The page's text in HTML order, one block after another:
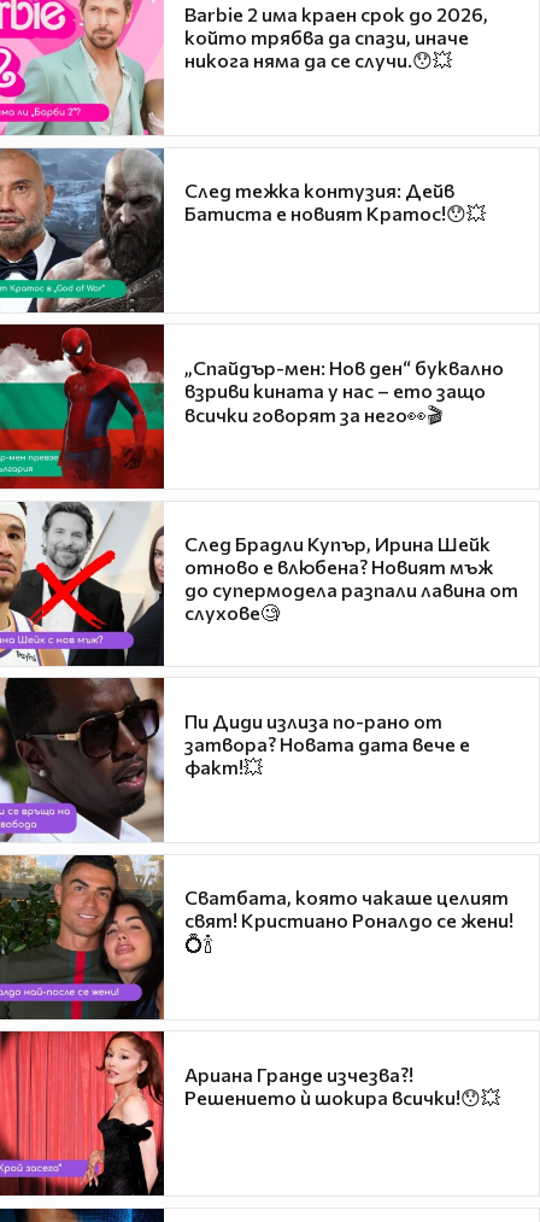
Barbie 2 има краен срок до 2026,
който трябва да спази, иначе
никога няма да се случи.😯💥
След тежка контузия: Дейв
Батиста е новият Кратос!😯💥
„Спайдър-мен: Нов ден“ буквално
взриви кината у нас – ето защо
всички говорят за него👀🎬
След Брадли Купър, Ирина Шейк
отново е влюбена? Новият мъж
до супермодела разпали лавина от
слухове🧐
Пи Диди излиза по-рано от
затвора? Новата дата вече е
факт!💥
Сватбата, която чакаше целият
свят! Кристиано Роналдо се жени!
💍🍾
Ариана Гранде изчезва?!
Решението ѝ шокира всички!😯💥